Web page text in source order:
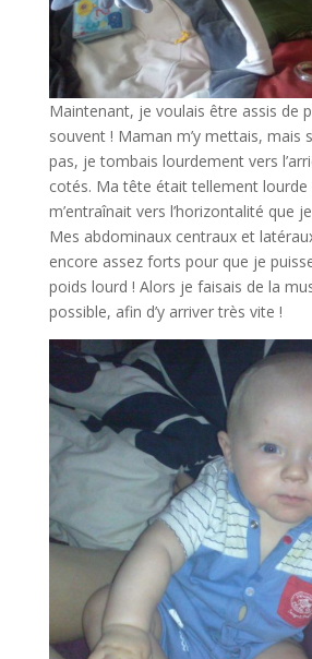
Maintenant, je voulais être assis de
souvent ! Maman m’y mettais, mais
pas, je tombais lourdement vers
cotés. Ma tête était tellement lourde
m’entraînait vers l’horizontalité que
Mes abdominaux centraux et
encore assez forts pour que je
poids lourd ! Alors je faisais de la
possible, afin d’y arriver très vite !